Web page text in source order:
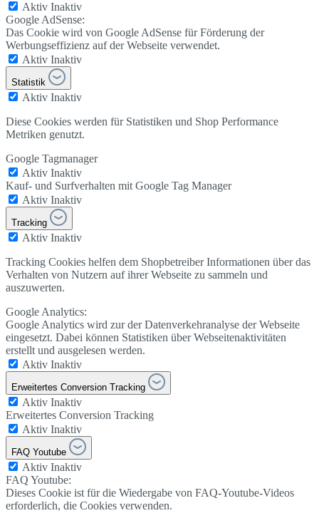
Aktiv Inaktiv
Google AdSense:
Das Cookie wird von Google AdSense für Förderung der
Werbungseffizienz auf der Webseite verwendet.
Aktiv Inaktiv
Statistik
Aktiv Inaktiv
Diese Cookies werden für Statistiken und Shop Performance
Metriken genutzt.
Google Tagmanager
Aktiv Inaktiv
Kauf- und Surfverhalten mit Google Tag Manager
Aktiv Inaktiv
Tracking
Aktiv Inaktiv
Tracking Cookies helfen dem Shopbetreiber Informationen über das
Verhalten von Nutzern auf ihrer Webseite zu sammeln und
auszuwerten.
Google Analytics:
Google Analytics wird zur der Datenverkehranalyse der Webseite
eingesetzt. Dabei können Statistiken über Webseitenaktivitäten
erstellt und ausgelesen werden.
Aktiv Inaktiv
Erweitertes Conversion Tracking
Aktiv Inaktiv
Erweitertes Conversion Tracking
Aktiv Inaktiv
FAQ Youtube
Aktiv Inaktiv
FAQ Youtube:
Dieses Cookie ist für die Wiedergabe von FAQ-Youtube-Videos
erforderlich, die Cookies verwenden.